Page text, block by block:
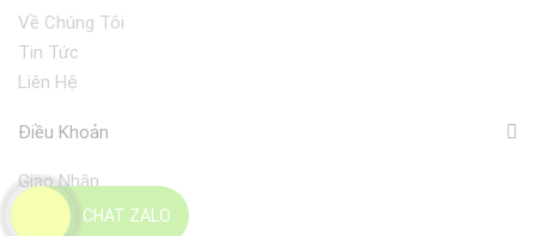
CHAT ZALO
Về Chúng Tôi
Tin Tức
Liên Hệ
Điều Khoản
Giao Nhận
Đổi Trả